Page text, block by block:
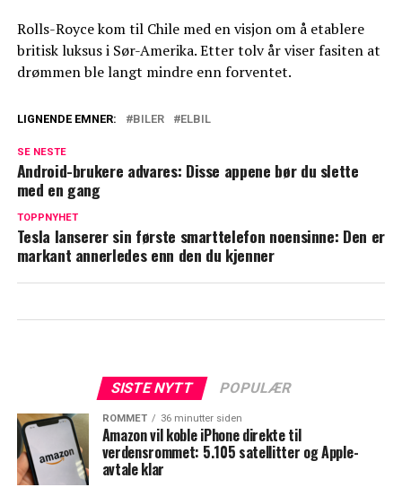
Rolls-Royce kom til Chile med en visjon om å etablere
britisk luksus i Sør-Amerika. Etter tolv år viser fasiten at
drømmen ble langt mindre enn forventet.
LIGNENDE EMNER: BILER ELBIL
SE NESTE
Android-brukere advares: Disse appene bør du slette
med en gang
TOPPNYHET
Tesla lanserer sin første smarttelefon noensinne: Den er
markant annerledes enn den du kjenner
SISTE NYTT POPULÆR
ROMMET 36 minutter siden
Amazon vil koble iPhone direkte til
verdensrommet: 5.105 satellitter og Apple-
avtale klar